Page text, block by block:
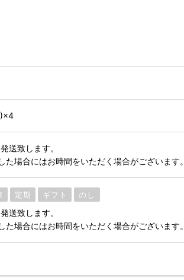
送致します。
た場合にはお時間をいただく場合がございます。
定期 ギフト のし
送致します。
た場合にはお時間をいただく場合がございます。